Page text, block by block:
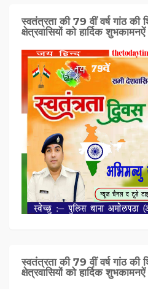
स्वतंत्रता की 79 वीं वर्ष गांठ की
क्षेत्रवासियों को हार्दिक शुभकामनऐं
स्वतंत्रता की 79 वीं वर्ष गांठ की
क्षेत्रवासियों को हार्दिक शुभकामनऐं